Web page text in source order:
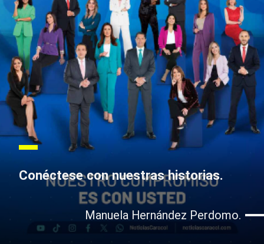
Conéctese con nuestras historias.
Manuela Hernández Perdomo.